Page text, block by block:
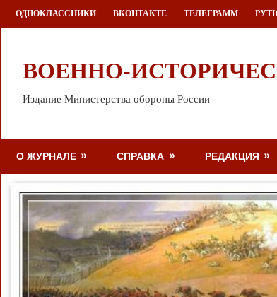
Перейти
к
ОДНОКЛАССНИКИ ВКОНТАКТЕ ТЕЛЕГРАММ
ВОЕННО-
Издание Министерства обороны России
О ЖУРНАЛЕ СПРАВКА РЕДАКЦИЯ